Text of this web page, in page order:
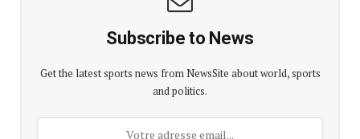
Subscribe to News
Get the latest sports news from NewsSite about world, sports
and politics.